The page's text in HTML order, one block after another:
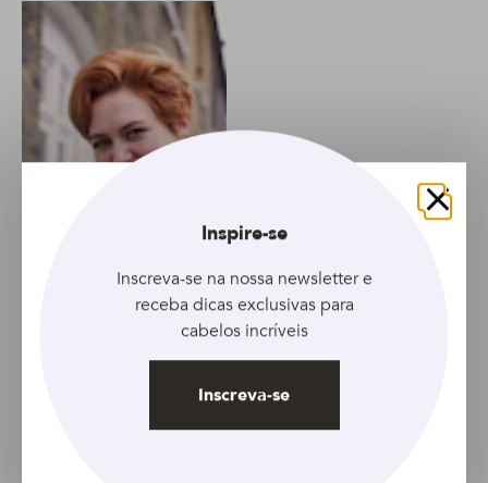
condicionador para o
Fechar
Inspire-se
Inscreva-se na nossa newsletter e
receba dicas exclusivas para
cabelos incríveis
Inscreva-se